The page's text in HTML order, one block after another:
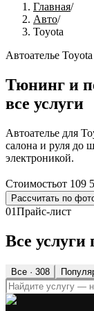
Главная/
Авто/
Toyota
Автоателье
Тюнинг и
все услуги
Автоателье для
салона и руля до
электроникой.
Стоимостьот 109
Рассчитать по
01Прайс-лист
Все услуги
Все · 308